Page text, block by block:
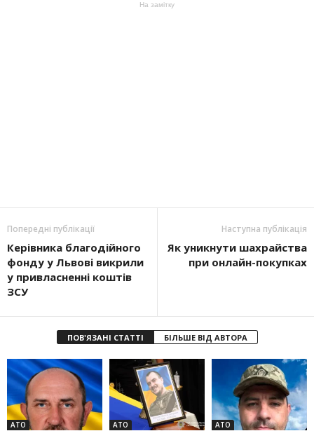
На замітку
Попередні публікації
Керівника благодійного
фонду у Львові викрили
у привласненні коштів
ЗСУ
Наступна публікація
Як уникнути шахрайства
при онлайн-покупках
ПОВ'ЯЗАНІ СТАТТІ БІЛЬШЕ ВІД АВТОРА
АТО АТО АТО